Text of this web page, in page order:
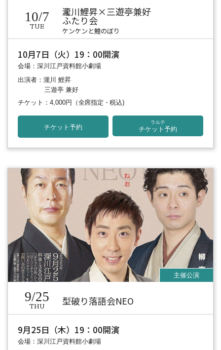
10/7
TUE
瀧川鯉昇×三遊亭兼好
ふたり会
ケンケンと鯉のぼり
10月7日（火）19：00開演
会場：深川江戸資料館小劇場
出演者：瀧川 鯉昇
三遊亭 兼好
チケット：4,000円
（全席指定・税込)
チケット予約
ラルテ
チケット予約
9/25
THU 型破り落語会NEO
9月25日（木）19：00開演
会場：深川江戸資料館小劇場